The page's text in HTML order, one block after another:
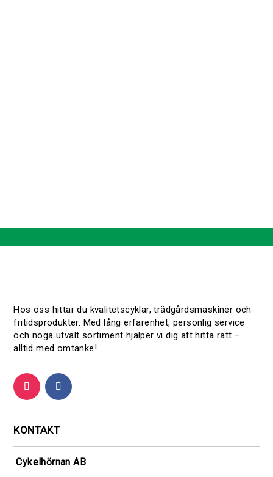
Hos oss hittar du kvalitetscyklar, trädgårdsmaskiner och
fritidsprodukter. Med lång erfarenhet, personlig service
och noga utvalt sortiment hjälper vi dig att hitta rätt –
alltid med omtanke!
KONTAKT
Cykelhörnan AB